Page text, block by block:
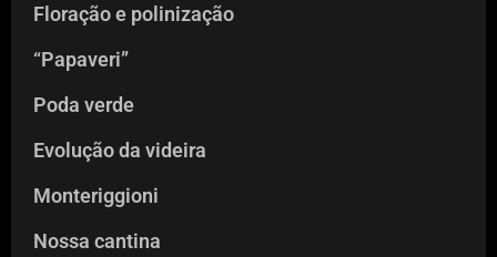
Floração e polinização
“Papaveri”
Poda verde
Evolução da videira
Monteriggioni
Nossa cantina